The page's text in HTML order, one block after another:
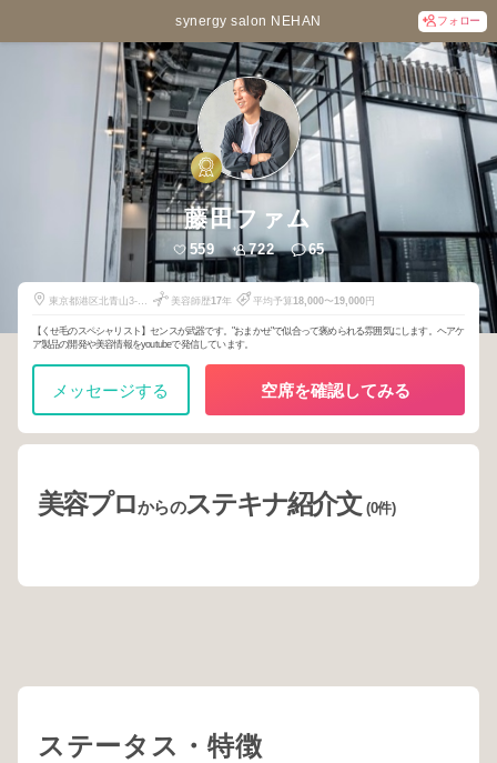
synergy salon NEHAN フォロー
藤田ファム
559 722 65
東京都港区北青山3-4-
美容師歴17年 平均予算18,000〜19,000円
【くせ毛のスペシャリスト】センスが武器です。"おまかせ"で似合って褒められる雰囲気にします。ヘアケ
ア製品の開発や美容情報をyoutubeで発信しています。
メッセージする 空席を確認してみる
美容プロからのステキナ紹介文(0件)
ステータス・特徴